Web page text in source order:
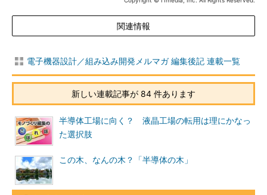
関連情報
電子機器設計／組み込み開発メルマガ 編集後記 連載一覧
新しい連載記事が 84 件あります
半導体工場に向く？ 液晶工場の転用は理にかなっ
た選択肢
この木、なんの木？「半導体の木」